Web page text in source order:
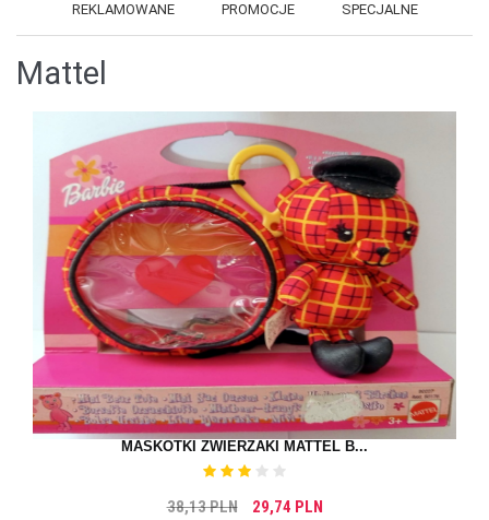
REKLAMOWANE PROMOCJE SPECJALNE
Mattel
MASKOTKI ZWIERZAKI MATTEL B...
38,13 PLN 29,74 PLN